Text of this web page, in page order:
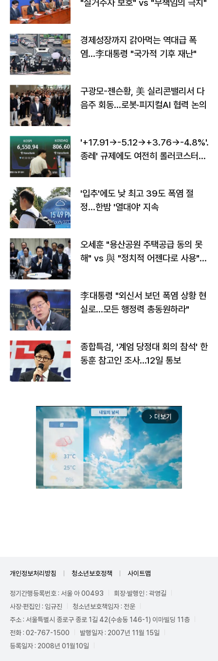
"실거주자 보호" vs "무책임의 극치"
경제성장까지 갉아먹는 역대급 폭
염…李대통령 "국가적 기후 재난"
구광모-젠슨황, 美 실리콘밸리서 다
음주 회동…로봇·피지컬AI 협력 논의
'+17.91→-5.12→+3.76→-4.8%'…'
종레' 규제에도 여전히 롤러코스터
'입추'에도 낮 최고 39도 폭염 절
정…한밤 '열대야' 지속
오세훈 "용산공원 주택공급 동의 못
해" vs 與 "정치적 어젠다로 사용"
李대통령 "외신서 보던 폭염 상황 현
실로…모든 행정력 총동원하라"
종합특검, '계엄 당정대 회의 참석' 한
동훈 참고인 조사...12일 통보
arrow_forward_ios 더보기
개인정보처리방침 청소년보호정책 사이트맵
정기간행등록번호 : 서울 아 00493
회장·발행인 : 곽영길
사장·편집인 : 임규진
청소년보호책임자 : 전운
주소 : 서울특별시 종로구 종로 1길 42(수송동 146-1) 이마빌딩 11층
전화 : 02-767-1500
발행일자 : 2007년 11월 15일
등록일자 : 2008년 01월10일